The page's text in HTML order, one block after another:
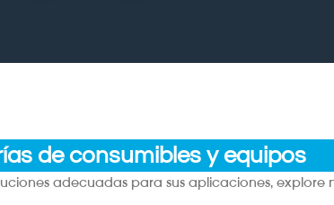
de consumibles y equipos
adecuadas para sus aplicaciones, explore